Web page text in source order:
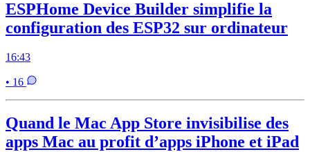
ESPHome Device Builder simplifie la
configuration des ESP32 sur ordinateur
16:43
• 16
Quand le Mac App Store invisibilise des
apps Mac au profit d’apps iPhone et iPad